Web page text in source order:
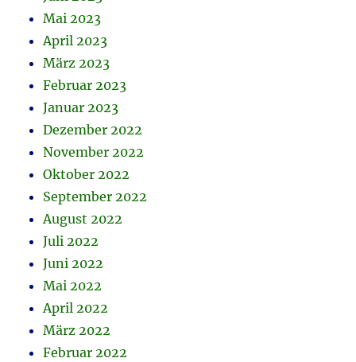
Mai 2023
April 2023
März 2023
Februar 2023
Januar 2023
Dezember 2022
November 2022
Oktober 2022
September 2022
August 2022
Juli 2022
Juni 2022
Mai 2022
April 2022
März 2022
Februar 2022